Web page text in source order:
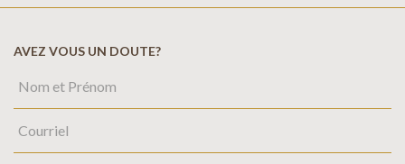
AVEZ VOUS UN DOUTE?